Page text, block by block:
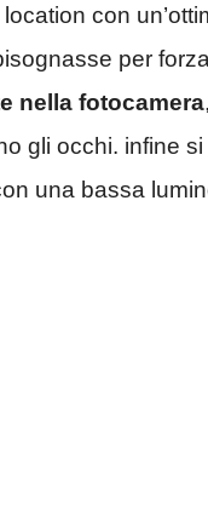
con
per
nella fotocamera
gli occhi. infine si
una bassa